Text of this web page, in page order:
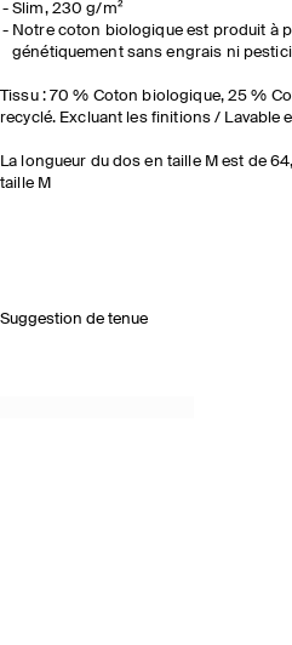
Slim, 230 g/m²
Notre coton biologique est produit à
génétiquement sans engrais ni
Tissu : 70 % Coton biologique, 25 %
recyclé. Excluant les finitions / Lavable
La longueur du dos en taille M est de
taille M
Suggestion de tenue